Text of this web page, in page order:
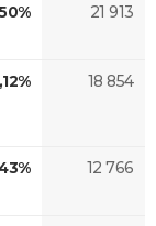
21 913
18 854
12 766